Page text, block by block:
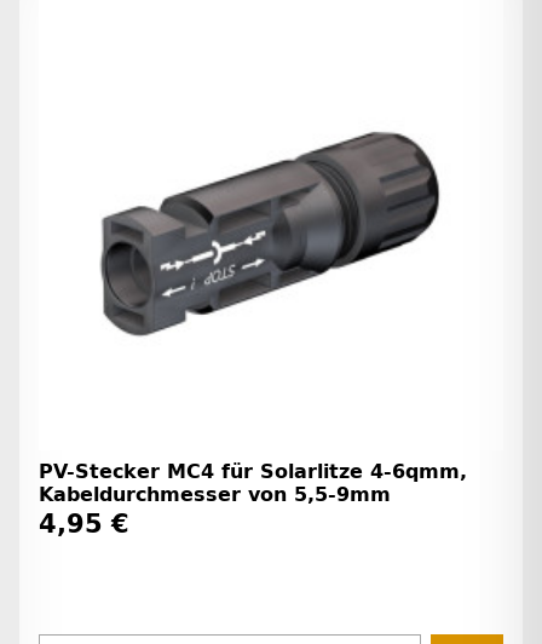
PV-Stecker MC4 für Solarlitze 4-6qmm,
Kabeldurchmesser von 5,5-9mm
4,95 €